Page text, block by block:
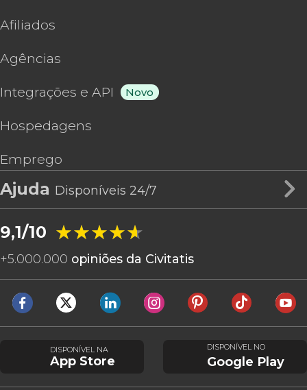
Afiliados
Agências
Integrações e API Novo
Hospedagens
Emprego
Ajuda Disponíveis 24/7
9,1/10 ★★★★★
★★★★★
+5.000.000 opiniões da Civitatis
DISPONÍVEL NA
App Store
DISPONÍVEL NO
Google Play